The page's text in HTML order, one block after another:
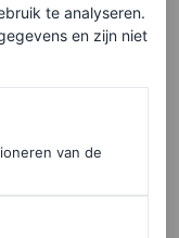
te analyseren.
en zijn niet
van de